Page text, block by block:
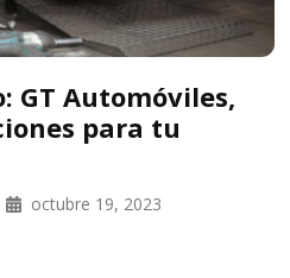
GT Automóviles,
para tu
octubre 19, 2023